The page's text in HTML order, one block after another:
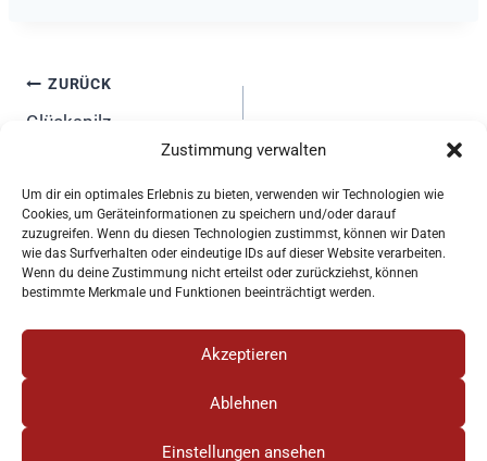
Zustimmung verwalten
Um dir ein optimales Erlebnis zu bieten, verwenden wir Technologien wie
Cookies, um Geräteinformationen zu speichern und/oder darauf
zuzugreifen. Wenn du diesen Technologien zustimmst, können wir Daten
wie das Surfverhalten oder eindeutige IDs auf dieser Website verarbeiten.
Wenn du deine Zustimmung nicht erteilst oder zurückziehst, können
bestimmte Merkmale und Funktionen beeinträchtigt werden.
Akzeptieren
Ablehnen
Einstellungen ansehen
Beitragsnavigation
ZURÜCK
Glückspilz
Karin Knöthig, Nordendstr. 10, 82362 Weilheim - Mail:
karin[at]knoethig.net - Tel.: 0881 / 927 97 63
www.instagram.com/karinknoethig
© 2026 Karin Knöthig Fotografie
Impressum Datenschutzerklärung